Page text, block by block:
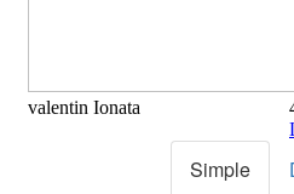
valentin Ionata
Simple